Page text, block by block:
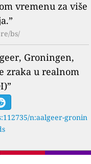
vremenu za više
bs/
Groningen,
zraka u realnom
n:aalgeer-gronin